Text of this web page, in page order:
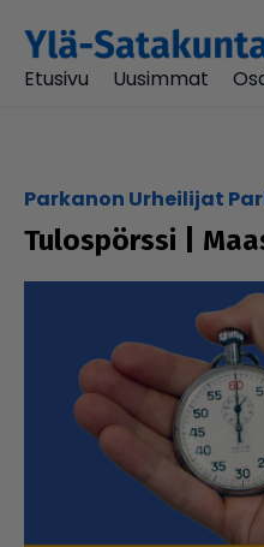
Etusivu
Uusimmat
Parkanon Urheilijat
Tulos­pörssi |